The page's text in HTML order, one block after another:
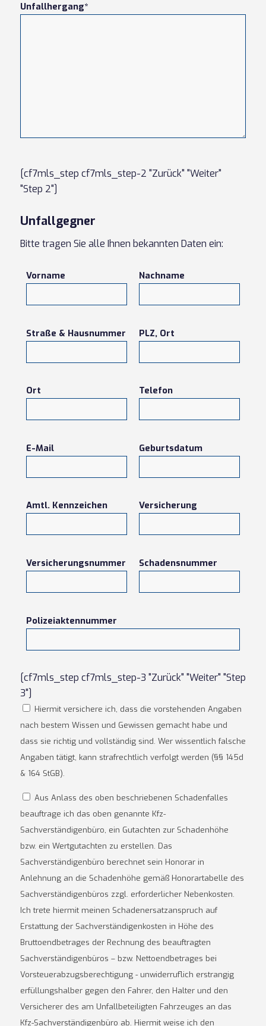
Unfallhergang*
[cf7mls_step cf7mls_step-2 "Zurück" "Weiter"
"Step 2"]
Unfallgegner
Bitte tragen Sie alle Ihnen bekannten Daten ein:
Vorname Nachname
Straße & Hausnummer PLZ, Ort
Ort Telefon
E-Mail Geburtsdatum
Amtl. Kennzeichen Versicherung
Versicherungsnummer Schadensnummer
Polizeiaktennummer
[cf7mls_step cf7mls_step-3 "Zurück" "Weiter" "Step
3"]
Hiermit versichere ich, dass die vorstehenden Angaben
nach bestem Wissen und Gewissen gemacht habe und
dass sie richtig und vollständig sind. Wer wissentlich falsche
Angaben tätigt, kann strafrechtlich verfolgt werden (§§ 145d
& 164 StGB).
Aus Anlass des oben beschriebenen Schadenfalles
beauftrage ich das oben genannte Kfz-
Sachverständigenbüro, ein Gutachten zur Schadenhöhe
bzw. ein Wertgutachten zu erstellen. Das
Sachverständigenbüro berechnet sein Honorar in
Anlehnung an die Schadenhöhe gemäß Honorartabelle des
Sachverständigenbüros zzgl. erforderlicher Nebenkosten.
Ich trete hiermit meinen Schadenersatzanspruch auf
Erstattung der Sachverständigenkosten in Höhe des
Bruttoendbetrages der Rechnung des beauftragten
Sachverständigenbüros – bzw. Nettoendbetrages bei
Vorsteuerabzugsberechtigung - unwiderruflich erstrangig
erfüllungshalber gegen den Fahrer, den Halter und den
Versicherer des am Unfallbeteiligten Fahrzeuges an das
Kfz-Sachverständigenbüro ab. Hiermit weise ich den